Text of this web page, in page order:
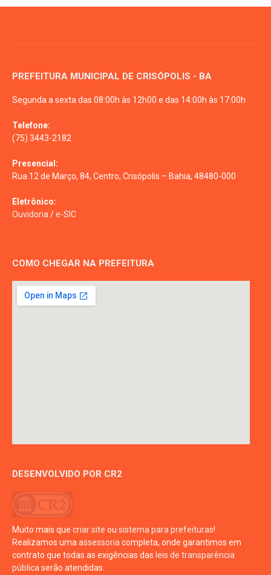
PREFEITURA MUNICIPAL DE CRISÓPOLIS - BA
Segunda a sexta das 08:00h às 12h00 e das 14:00h às 17:00h
Telefone:
(75) 3443-2182
Presencial:
Rua 12 de Março, 84, Centro, Crisópolis – Bahia, 48480-000
Eletrônico:
Ouvidoria /e-SIC
COMO CHEGAR NA PREFEITURA
DESENVOLVIDO POR CR2
Muito mais que criar site ou sistema para prefeituras!
Realizamos uma assessoria completa, onde garantimos em
contrato que todas as exigências das leis de transparência
pública serão atendidas.